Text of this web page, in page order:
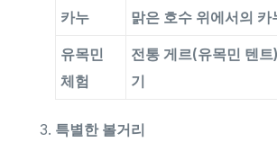
카누 맑은 호수 위에서의 카
유목민
체험
전통 게르(유목민 텐
기
특별한 볼거리